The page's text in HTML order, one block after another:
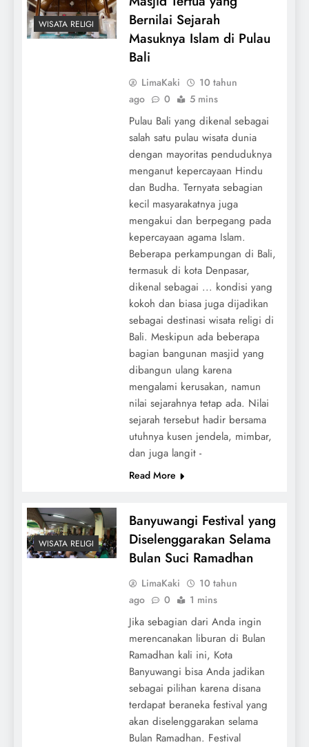
WISATA RELIGI
Bernilai Sejarah
Masuknya Islam di Pulau
Bali
LimaKaki
10 tahun
ago
0 5 mins
Pulau Bali yang dikenal sebagai
salah satu pulau wisata dunia
dengan mayoritas penduduknya
menganut kepercayaan Hindu
dan Budha. Ternyata sebagian
kecil masyarakatnya juga
mengakui dan berpegang pada
kepercayaan agama Islam.
Beberapa perkampungan di Bali,
termasuk di kota Denpasar,
dikenal sebagai ... kondisi yang
kokoh dan biasa juga dijadikan
sebagai destinasi wisata religi di
Bali. Meskipun ada beberapa
bagian bangunan masjid yang
dibangun ulang karena
mengalami kerusakan, namun
nilai sejarahnya tetap ada. Nilai
sejarah tersebut hadir bersama
utuhnya kusen jendela, mimbar,
dan juga langit -
Read More
WISATA RELIGI
Banyuwangi Festival yang
Diselenggarakan Selama
Bulan Suci Ramadhan
LimaKaki
10 tahun
ago
0 1 mins
Jika sebagian dari Anda ingin
merencanakan liburan di Bulan
Ramadhan kali ini, Kota
Banyuwangi bisa Anda jadikan
sebagai pilihan karena disana
terdapat beraneka festival yang
akan diselenggarakan selama
Bulan Ramadhan. Festival